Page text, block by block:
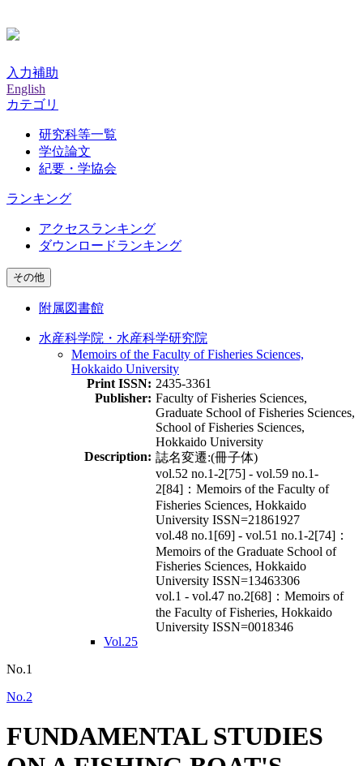
入力補助
English
カテゴリ
研究科等一覧
学位論文
紀要・学協会
ランキング
アクセスランキング
ダウンロードランキング
その他
附属図書館
水産科学院・水産科学研究院
Memoirs of the Faculty of Fisheries Sciences,
Hokkaido University
Print ISSN: 2435-3361
Publisher: Faculty of Fisheries Sciences,
Graduate School of Fisheries Sciences,
School of Fisheries Sciences,
Hokkaido University
Description: 誌名変遷:(冊子体)
vol.52 no.1-2[75] - vol.59 no.1-
2[84]：Memoirs of the Faculty of
Fisheries Sciences, Hokkaido
University ISSN=21861927
vol.48 no.1[69] - vol.51 no.1-2[74]：
Memoirs of the Graduate School of
Fisheries Sciences, Hokkaido
University ISSN=13463306
vol.1 - vol.47 no.2[68]：Memoirs of
the Faculty of Fisheries, Hokkaido
University ISSN=0018346
Vol.25
No.1
No.2
FUNDAMENTAL STUDIES